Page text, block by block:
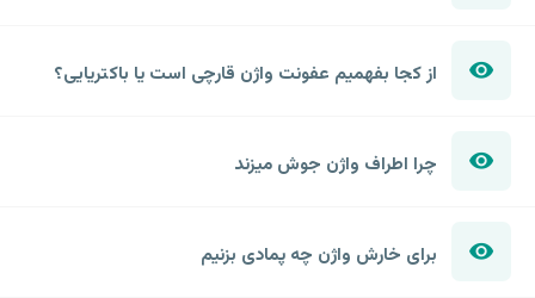
از کجا بفهمیم عفونت واژن قارچی است یا باکتریایی؟
چرا اطراف واژن جوش میزند
برای خارش واژن چه پمادی بزنیم